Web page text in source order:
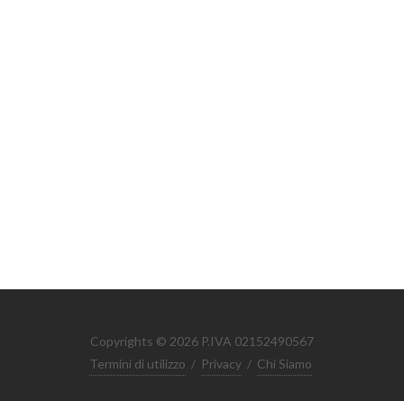
Copyrights © 2026 P.IVA 02152490567
Termini di utilizzo / Privacy / Chi Siamo